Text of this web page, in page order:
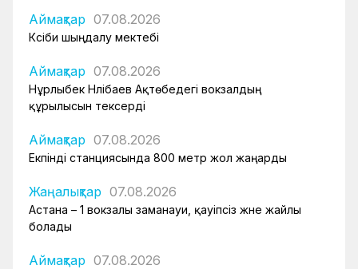
Аймақтар 07.08.2026
Кәсіби шыңдалу мектебі
Аймақтар 07.08.2026
Нұрлыбек Нәлібаев Ақтөбедегі вокзалдың
құрылысын тексерді
Аймақтар 07.08.2026
Екпінді станциясында 800 метр жол жаңарды
Жаңалықтар 07.08.2026
Астана – 1 вокзалы заманауи, қауіпсіз және жайлы
болады
Аймақтар 07.08.2026